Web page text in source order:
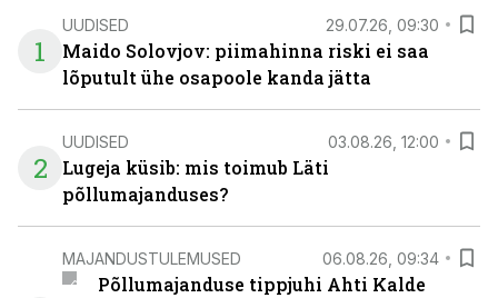
1
UUDISED 29.07.26, 09:30
Maido Solovjov: piimahinna riski ei saa
lõputult ühe osapoole kanda jätta
2
UUDISED 03.08.26, 12:00
Lugeja küsib: mis toimub Läti
põllumajanduses?
MAJANDUSTULEMUSED 06.08.26, 09:34
Põllumajanduse tippjuhi Ahti Kalde